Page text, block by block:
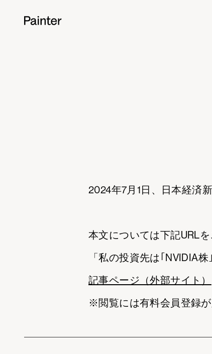
2024年7月1日、日本経済
本文については下記URLを
「私の投資先は｢NVIDIA
記事ページ（外部サイト）
※閲覧には有料会員登録が